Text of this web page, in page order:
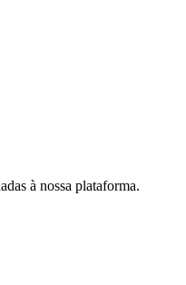
à nossa plataforma.